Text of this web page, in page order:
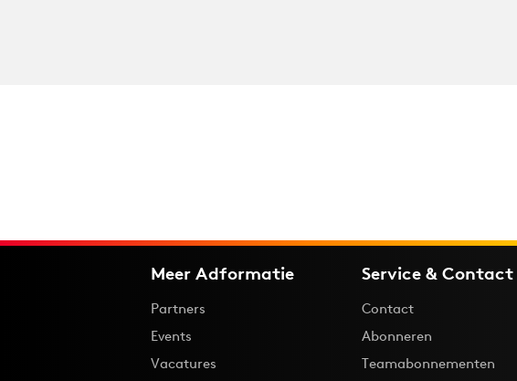
Meer Adformatie
Partners
Events
Vacatures
Service & Contact
Contact
Abonneren
Teamabonnementen